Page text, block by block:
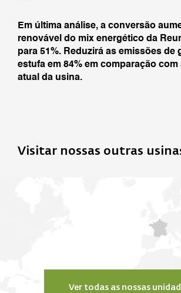
Em última análise, a conversão
renovável do mix energético da
para 51%. Reduzirá as emissões de
estufa em 84% em comparação com
atual da usina.
Visitar nossas outras
Ver todas as nossas